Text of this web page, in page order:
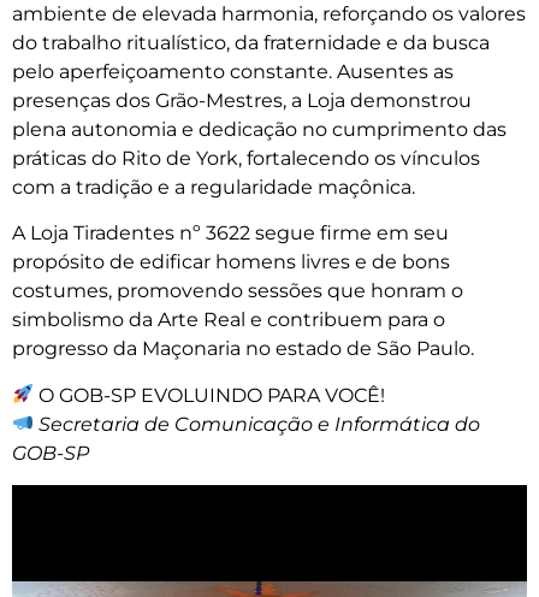
ambiente de elevada harmonia, reforçando os valores
do trabalho ritualístico, da fraternidade e da busca
pelo aperfeiçoamento constante. Ausentes as
presenças dos Grão-Mestres, a Loja demonstrou
plena autonomia e dedicação no cumprimento das
práticas do Rito de York, fortalecendo os vínculos
com a tradição e a regularidade maçônica.
A Loja Tiradentes nº 3622 segue firme em seu
propósito de edificar homens livres e de bons
costumes, promovendo sessões que honram o
simbolismo da Arte Real e contribuem para o
progresso da Maçonaria no estado de São Paulo.
O GOB-SP EVOLUINDO PARA VOCÊ!
Secretaria de Comunicação e Informática do
GOB-SP